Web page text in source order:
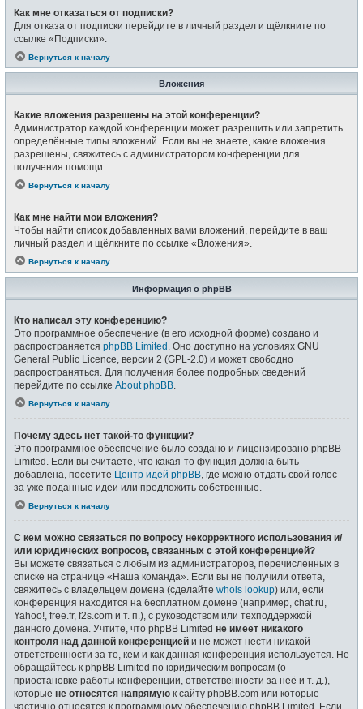
Как мне отказаться от подписки?
Для отказа от подписки перейдите в личный раздел и щёлкните по
ссылке «Подписки».
Вернуться к началу
Вложения
Какие вложения разрешены на этой конференции?
Администратор каждой конференции может разрешить или запретить
определённые типы вложений. Если вы не знаете, какие вложения
разрешены, свяжитесь с администратором конференции для
получения помощи.
Вернуться к началу
Как мне найти мои вложения?
Чтобы найти список добавленных вами вложений, перейдите в ваш
личный раздел и щёлкните по ссылке «Вложения».
Вернуться к началу
Информация о phpBB
Кто написал эту конференцию?
Это программное обеспечение (в его исходной форме) создано и
распространяется phpBB Limited . Оно доступно на условиях GNU
General Public Licence, версии 2 (GPL-2.0) и может свободно
распространяться. Для получения более подробных сведений
перейдите по ссылке About phpBB
Вернуться к началу
Почему здесь нет такой-то функции?
Это программное обеспечение было создано и лицензировано phpBB
Limited. Если вы считаете, что какая-то функция должна быть
добавлена, посетите Центр идей phpBB , где можно отдать свой голос
за уже поданные идеи или предложить собственные.
Вернуться к началу
С кем можно связаться по вопросу некорректного использования и/
или юридических вопросов, связанных с этой конференцией?
Вы можете связаться с любым из администраторов, перечисленных в
списке на странице «Наша команда». Если вы не получили ответа,
свяжитесь с владельцем домена (сделайте whois lookup) или, если
конференция находится на бесплатном домене (например, chat.ru,
Yahoo!, free.fr, f2s.com и т. п.), с руководством или техподдержкой
данного домена. Учтите, что phpBB Limited не имеет никакого
контроля над данной конференцией и не может нести никакой
ответственности за то, кем и как данная конференция используется. Не
обращайтесь к phpBB Limited по юридическим вопросам (о
приостановке работы конференции, ответственности за неё и т. д.),
которые не относятся напрямую к сайту phpBB.com или которые
частично относятся к программному обеспечению phpBB Limited. Если